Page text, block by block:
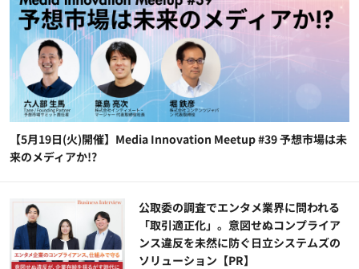
【5月19日(火)開催】Media Innovation Meetup #39 予想市場は未
来のメディアか!?
公​​取委の調査でエンタメ業界に問われる
「取引適正化」。意図せぬコンプライア
ンス違反を未然に防ぐ日立システムズの
ソリューション​【PR】